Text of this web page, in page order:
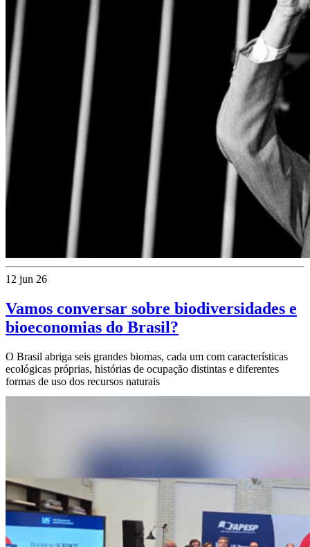
12 jun 26
Vamos conversar sobre biodiversidades e
bioeconomias do Brasil?
O Brasil abriga seis grandes biomas, cada um com características
ecológicas próprias, histórias de ocupação distintas e diferentes
formas de uso dos recursos naturais